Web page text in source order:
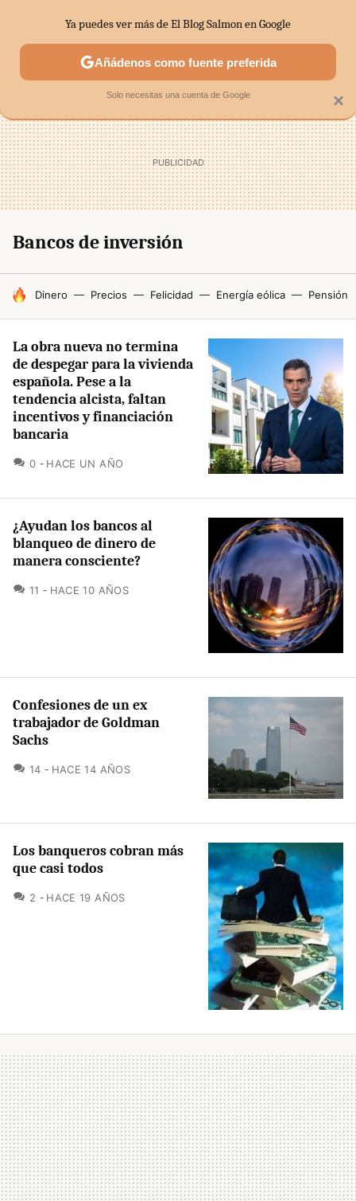
MENÚ NUEVO
ECONOMÍA DOMÉSTICA MERCADOS
Bancos de inversión
HOY SE HABLA DE
Dinero Precios Felicidad Energía eólica Pensión
La obra nueva no termina
de despegar para la vivienda
española. Pese a la
tendencia alcista, faltan
incentivos y financiación
bancaria
0 COMENTARIOS
HACE UN AÑO
¿Ayudan los bancos al
blanqueo de dinero de
manera consciente?
11 COMENTARIOS
HACE 10 AÑOS
Confesiones de un ex
trabajador de Goldman
Sachs
14 COMENTARIOS
HACE 14 AÑOS
Los banqueros cobran más
que casi todos
2 COMENTARIOS
HACE 19 AÑOS
×
Ya puedes ver más de El Blog Salmon en Google
Añádenos como fuente preferida
Solo necesitas una cuenta de Google